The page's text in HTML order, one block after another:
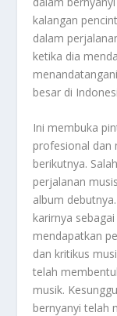
kalangan
dalam
ketika dia
besar di
Ini membuka
profesional dan
berikutnya.
perjalanan
album
karirnya
mendapatkan
dan kritikus
telah
musik.
bernyanyi telah